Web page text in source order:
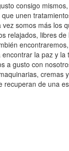
consigo
unen
somos más los
relajados, libres
la paz y la
a gusto con
cremas
recuperan de una